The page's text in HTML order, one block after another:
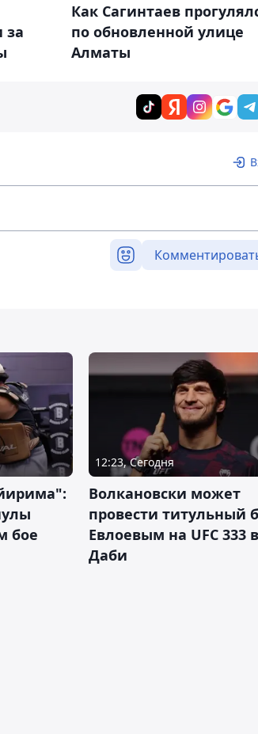
за
Как Сагинтаев
по обновленной улице
Алматы
бое
12:23, Сегодня
Волкановски может
провести титульный
Евлоевым на UFC 333
Даби